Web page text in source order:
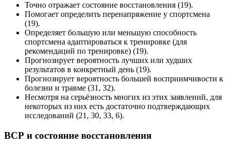
Точно отражает состояние восстановления (19).
Помогает определить перенапряжение у спортсмена
(19).
Определяет большую или меньшую способность
спортсмена адаптироваться к тренировке (для
рекомендаций по тренировке) (19).
Прогнозирует вероятность лучших или худших
результатов в конкретный день (19).
Прогнозирует вероятность большей восприимчивости к
болезни и травме (31, 32).
Несмотря на серьёзность многих из этих заявлений, для
некоторых из них есть достаточно подтверждающих
исследований (21, 30, 33, 6).
ВСР и состояние восстановления